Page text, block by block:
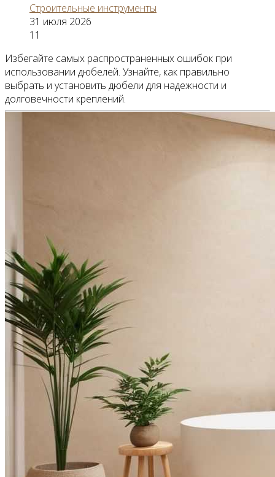
Строительные инструменты
31 июля 2026
11
Избегайте самых распространенных ошибок при
использовании дюбелей. Узнайте, как правильно
выбрать и установить дюбели для надежности и
долговечности креплений.